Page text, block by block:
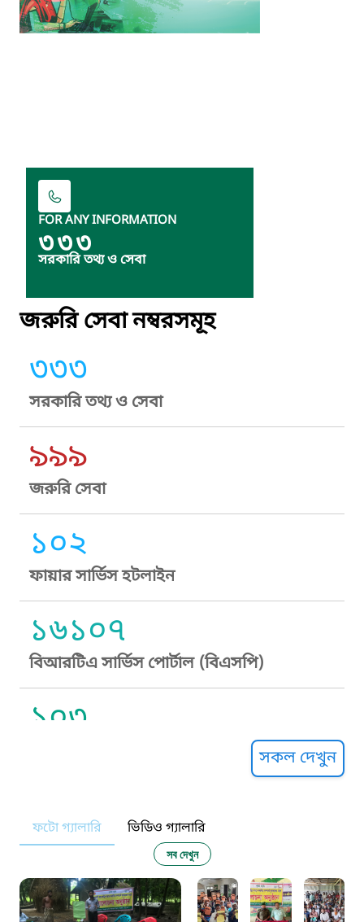
FOR ANY INFORMATION
৩৩৩
সরকারি তথ্য ও সেবা
জরুরি সেবা নম্বরসমূহ
৩৩৩
সরকারি তথ্য ও সেবা
৯৯৯
জরুরি সেবা
১০২
ফায়ার সার্ভিস হটলাইন
১৬১০৭
বিআরটিএ সার্ভিস পোর্টাল (বিএসপি)
১০৩
নারী ও শিশু নির্যাতন প্রতিরোধ
১০৬
সকল দেখুন
ফটো গ্যালারি ভিডিও গ্যালারি
সব দেখুন